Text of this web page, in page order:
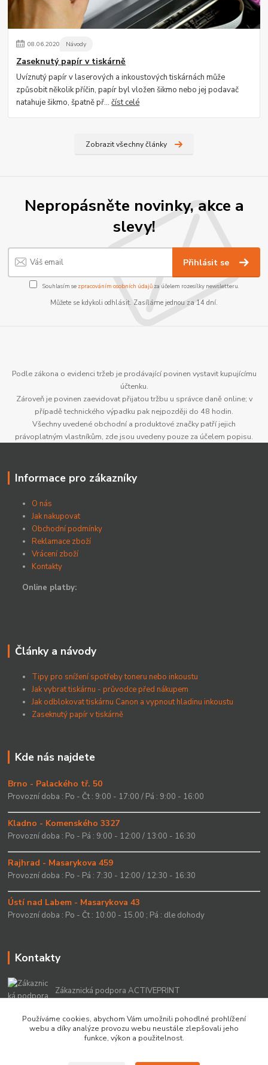
08.06.2020 Návody
Zaseknutý papír v tiskárně
Uvíznutý papír v laserových a inkoustových tiskárnách může
způsobit několik příčin, papír byl vložen šikmo nebo jej podavač
natahuje šikmo, špatně př...číst celé
Zobrazit všechny články
Nepropásněte novinky, akce a
slevy!
Přihlásit se
Souhlasím se zpracováním osobních údajůza účelem rozesílky newsletteru.
Můžete se kdykoli odhlásit. Zasíláme jednou za 14 dní.
Podle zákona o evidenci tržeb je prodávající povinen vystavit kupujícímu
účtenku.
Zároveň je povinen zaevidovat přijatou tržbu u správce daně online; v
případě technického výpadku pak nejpozději do 48 hodin.
Všechny uvedené obchodní a produktové značky patří jejich
právoplatným vlastníkům, zde jsou uvedeny pouze za účelem popisu.
Informace pro zákazníky
O nás
Jak nakupovat
Obchodní podmínky
Reklamace zboží
Vrácení zboží
Kontakty
Online platby:
Články a návody
Tipy pro snížení spotřeby toneru nebo inkoustu
Jak vybrat tiskárnu - průvodce před nákupem
Jak odblokovat tiskárnu Canon a vypnout hladinu inkoustu
Zaseknutý papír v tiskárně
Kde nás najdete
Brno - Palackého tř. 50
Provozní doba : Po - Čt : 9:00 - 17:00 / Pá : 9:00 - 16:00
Kladno - Komenského 3327
Provozní doba : Po - Pá : 9:00 - 12:00 / 13:00 - 16:30
Rajhrad - Masarykova 459
Provozní doba : Po - Pá : 7:30 - 12:00 / 12:30 - 16:30
Ústí nad Labem - Masarykova 43
Provozní doba : Po - Čt : 10:00 - 15.00 ; Pá : dle dohody
Kontakty
Zákaznická podpora ACTIVEPRINT
+420 549 213 756
info@activeprint.cz
Používáme cookies, abychom Vám umožnili pohodlné prohlížení
webu a díky analýze provozu webu neustále zlepšovali jeho
funkce, výkon a použitelnost.